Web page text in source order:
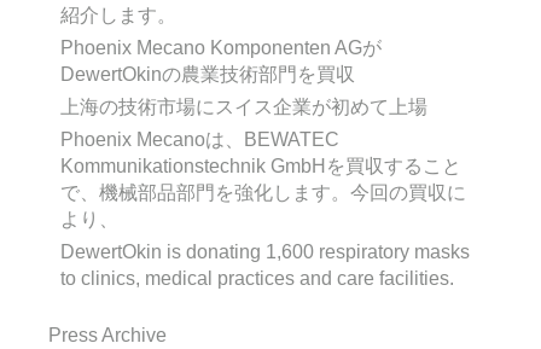
紹介します。
Phoenix Mecano Komponenten AGが
DewertOkinの農業技術部門を買収
上海の技術市場にスイス企業が初めて上場
Phoenix Mecanoは、BEWATEC
Kommunikationstechnik GmbHを買収すること
で、機械部品部門を強化します。今回の買収に
より、
DewertOkin is donating 1,600 respiratory masks
to clinics, medical practices and care facilities.
Press Archive